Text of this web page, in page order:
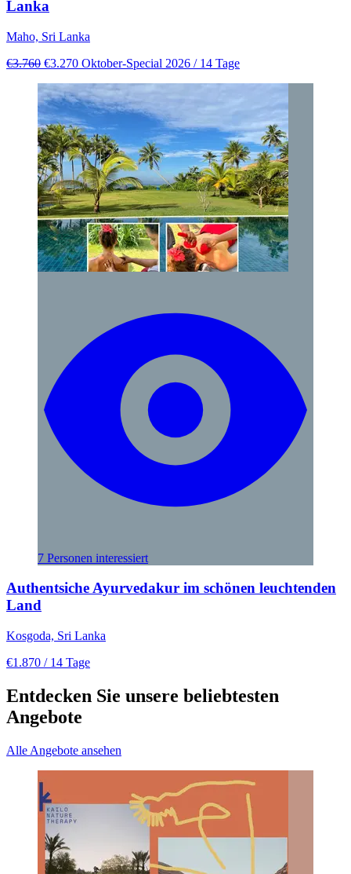
Lanka
Maho, Sri Lanka
€3.760 €3.270 Oktober-Special 2026 / 14 Tage
7 Personen interessiert
Authentsiche Ayurvedakur im schönen leuchtenden
Land
Kosgoda, Sri Lanka
€1.870 / 14 Tage
Entdecken Sie unsere beliebtesten
Angebote
Alle Angebote ansehen